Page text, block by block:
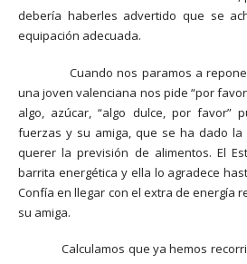
debería haberles advertido que se
equipación adecuada.
Cuando nos paramos a reponer
una joven valenciana nos pide “por
algo, azúcar, “algo dulce, por favor”
fuerzas y su amiga, que se ha dado
querer la previsión de alimentos. El
barrita energética y ella lo agradece
Confía en llegar con el extra de energía
su amiga.
Calculamos que ya hemos